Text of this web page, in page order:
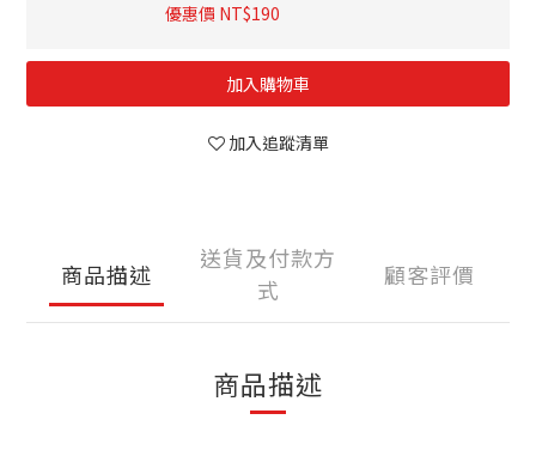
優惠價 NT$190
加入購物車
加入追蹤清單
商品描述
送貨及付款方
式
顧客評價
商品描述